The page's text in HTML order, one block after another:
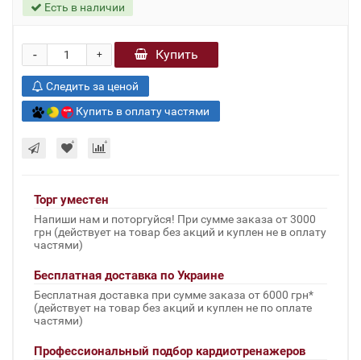
Есть в наличии
+
- Купить
Следить за ценой
Купить в оплату частями
Торг уместен
Напиши нам и поторгуйся! При сумме заказа от 3000
грн (действует на товар без акций и куплен не в оплату
частями)
Бесплатная доставка по Украине
Бесплатная доставка при сумме заказа от 6000 грн*
(действует на товар без акций и куплен не по оплате
частями)
Профессиональный подбор кардиотренажеров